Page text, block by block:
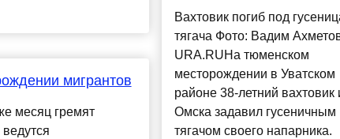
мигрантов
месяц гремят
Вахтовик погиб под
тягача Фото: Вадим
URA.RUНа тюменском
месторождении в Уватском
районе 38-летний вахтовик
Омска задавил гусеничным
тягачом своего напарника.